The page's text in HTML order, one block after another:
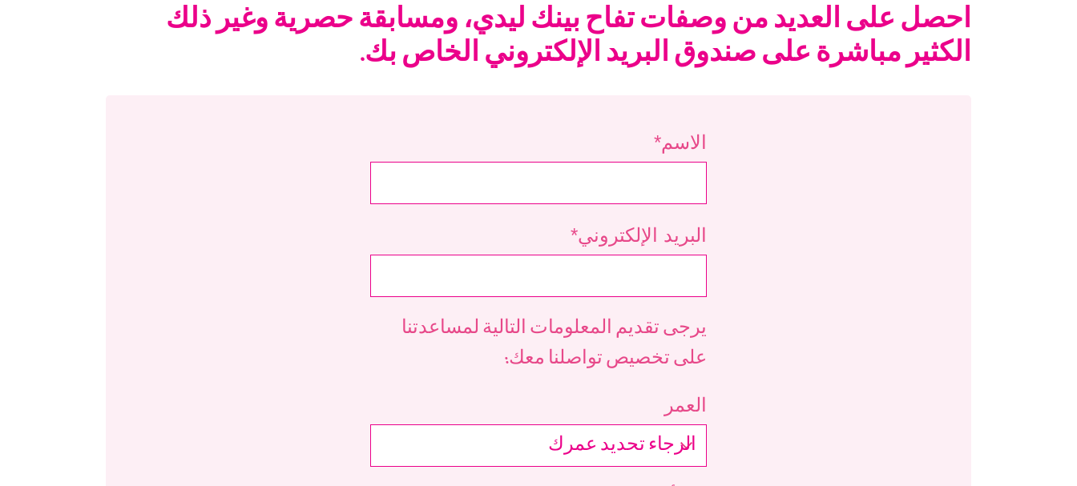
احصل على العديد من وصفات تفاح بينك ليدي، ومسابقة حصرية وغير ذلك
الكثير مباشرة على صندوق البريد الإلكتروني الخاص بك.
الاسم*
البريد الإلكتروني*
يرجى تقديم المعلومات التالية لمساعدتنا
على تخصيص تواصلنا معك:
العمر